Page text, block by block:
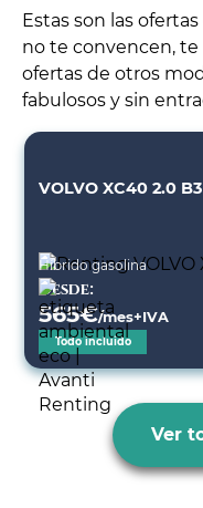
Estas son las
no te convencen, te
ofertas de otros
fabulosos y sin
VOLVO XC40 2.0
Híbrido gasolina
Desde:
565€/mes+IVA
Todo incluido
Ver